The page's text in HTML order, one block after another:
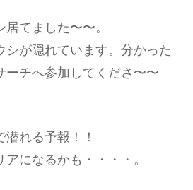
てました〜〜。
シが隠れています。分かった
ーチへ参加してくださ〜〜
れる予報！！
になるかも・・・・。